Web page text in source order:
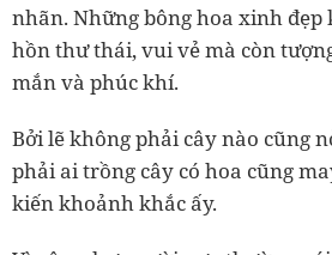
nhãn. Những bông hoa xinh
hồn thư thái, vui vẻ mà còn
mắn và phúc khí.
Bởi lẽ không phải cây nào cũng
phải ai trồng cây có hoa cũng
kiến khoảnh khắc ấy.